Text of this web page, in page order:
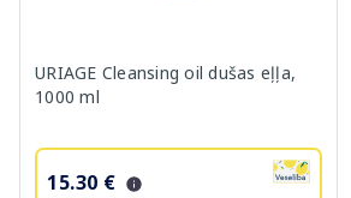
URIAGE Cleansing oil dušas eļļa,
1000 ml
15.30 €